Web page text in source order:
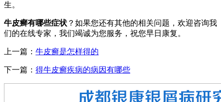
生。
牛皮癣有哪些症状 ？如果您还有其他的相关问题，欢迎咨询我
们的在线专家，我们竭诚为您服务，祝您早日康复。
上一篇： 牛皮癣是怎样得的
下一篇： 得牛皮癣疾病的病因有哪些